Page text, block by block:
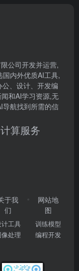
公司开发并运营,
内外优质AI工具,
、设计、开发编
和AI学习资源,无
导航找到所需的信
算服务
于我
们
计工具
像处理
网站地
图
训练模型
编程开发